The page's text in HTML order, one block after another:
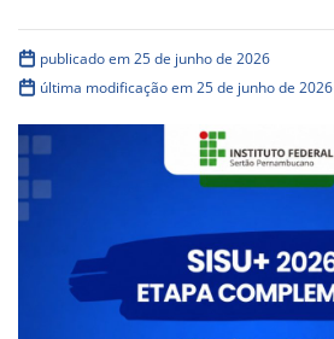
publicado em 25 de junho de 2026
última modificação em 25 de junho de 2026